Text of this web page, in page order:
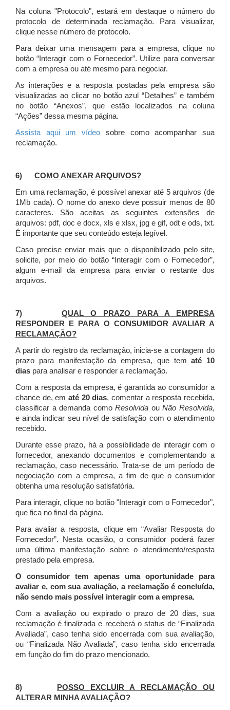
Na coluna "Protocolo", estará em destaque o número do
protocolo de determinada reclamação. Para visualizar,
clique nesse número de protocolo.
Para deixar uma mensagem para a empresa, clique no
botão “Interagir com o Fornecedor”. Utilize para conversar
com a empresa ou até mesmo para negociar.
As interações e a resposta postadas pela empresa são
visualizadas ao clicar no botão azul “Detalhes” e também
no botão “Anexos”, que estão localizados na coluna
“Ações” dessa mesma página.
Assista aqui um vídeo sobre como acompanhar sua
reclamação.
6) COMO ANEXAR ARQUIVOS?
Em uma reclamação, é possível anexar até 5 arquivos (de
1Mb cada). O nome do anexo deve possuir menos de 80
caracteres. São aceitas as seguintes extensões de
arquivos: pdf, doc e docx, xls e xlsx, jpg e gif, odt e ods, txt.
É importante que seu conteúdo esteja legível.
Caso precise enviar mais que o disponibilizado pelo site,
solicite, por meio do botão “Interagir com o Fornecedor”,
algum e-mail da empresa para enviar o restante dos
arquivos.
7)QUAL O PRAZO PARA A EMPRESA
RESPONDER E PARA O CONSUMIDOR AVALIAR A
RECLAMAÇÃO?
A partir do registro da reclamação, inicia-se a contagem do
prazo para manifestação da empresa, que tematé 10
dias para analisar e responder a reclamação.
Com a resposta da empresa, é garantida ao consumidor a
chance de, em até 20 dias, comentar a resposta recebida,
classificar a demanda comoResolvida ouNão Resolvida,
e ainda indicar seu nível de satisfação com o atendimento
recebido.
Durante esse prazo, há a possibilidade de interagir com o
fornecedor, anexando documentos e complementando a
reclamação, caso necessário.Trata-se de um período de
negociação com a empresa, a fim de que o consumidor
obtenha uma resolução satisfatória.
Para interagir, clique no botão "Interagir com o Fornecedor",
que fica no final da página.
Para avaliar a resposta, clique em “Avaliar Resposta do
Fornecedor”. Nesta ocasião, o consumidor poderá fazer
uma última manifestação sobre o atendimento/resposta
prestado pela empresa.
O consumidor tem apenas uma oportunidade para
avaliar e, com sua avaliação, a reclamação é concluída,
não sendo mais possível interagir com a empresa.
Com a avaliação ou expirado o prazo de 20 dias, sua
reclamação é finalizada e receberá o status de “Finalizada
Avaliada”, caso tenha sido encerrada com sua avaliação,
ou “Finalizada Não Avaliada”, caso tenha sido encerrada
em função do fim do prazo mencionado.
8)
POSSO EXCLUIR A RECLAMAÇÃO OU
ALTERAR MINHA AVALIAÇÃO?